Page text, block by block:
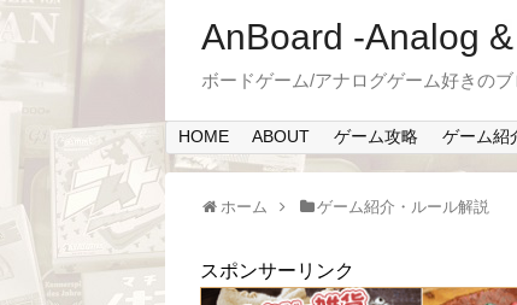
AnBoard -Analog
ボードゲーム/アナログゲーム好きの
HOME ABOUT ゲーム攻略 ゲーム紹
ホーム ゲーム紹介・ルール解説
スポンサーリンク